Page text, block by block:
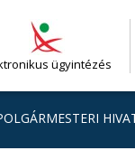
ügyintézés